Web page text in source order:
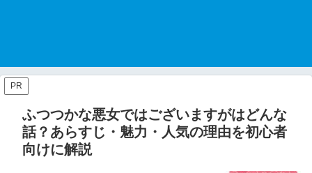
PR
ふつつかな悪女ではございますがはどんな
話？あらすじ・魅力・人気の理由を初心者
向けに解説